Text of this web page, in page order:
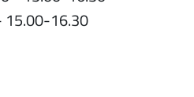
15.00-16.30